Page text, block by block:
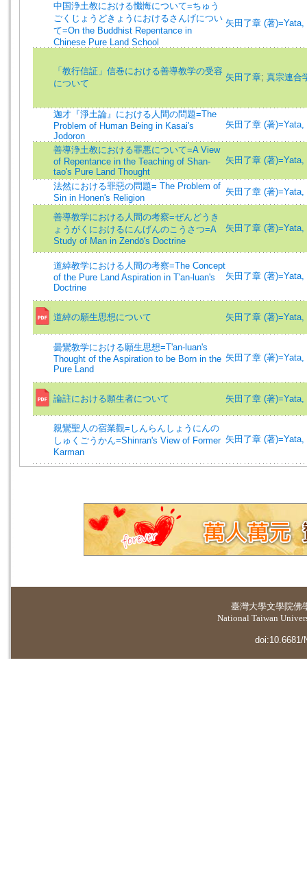
中国浄土教における懺悔について=ちゅう
ごくじょうどきょうにおけるさんげについ
て=On the Buddhist Repentance in
Chinese Pure Land School
矢田了章 (著
「教行信証」信巻における善導教学の受容
について
矢田了章; 真宗連合
迦才『淨土論』における人間の問題=The
Problem of Human Being in Kasai's
Jodoron
矢田了章 (著
善導浄土教における罪悪について=A View
of Repentance in the Teaching of Shan-
tao's Pure Land Thought
矢田了章 (著
法然における罪惡の問題= The Problem of
Sin in Honen's Religion
矢田了章 (著
善導教学における人間の考察=ぜんどうき
ょうがくにおけるにんげんのこうさつ=A
Study of Man in Zendō's Doctrine
矢田了章 (著
道綽教学における人間の考察=The Concept
of the Pure Land Aspiration in T'an-luan's
Doctrine
矢田了章 (著
道綽の願生思想について 矢田了章 (著
曇鸞教学における願生思想=T'an-luan's
Thought of the Aspiration to be Born in the
Pure Land
矢田了章 (著
論註における願生者について 矢田了章 (著
親鸞聖人の宿業觀=しんらんしょうにんの
しゅくごうかん=Shinran's View of Former
Karman
矢田了章 (著
臺灣大學文學院佛
National Taiwan
doi:10.6681/